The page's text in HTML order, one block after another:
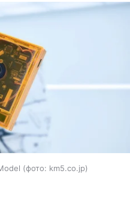
(фото: km5.co.jp)